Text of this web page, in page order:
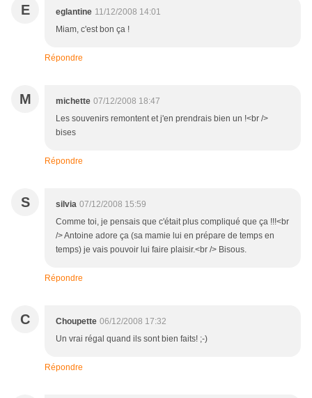
E eglantine 11/12/2008 14:01
Miam, c'est bon ça !
Répondre
M michette 07/12/2008 18:47
Les souvenirs remontent et j'en prendrais bien un !<br />
bises
Répondre
S silvia 07/12/2008 15:59
Comme toi, je pensais que c'était plus compliqué que ça !!!<br
/> Antoine adore ça (sa mamie lui en prépare de temps en
temps) je vais pouvoir lui faire plaisir.<br /> Bisous.
Répondre
C Choupette 06/12/2008 17:32
Un vrai régal quand ils sont bien faits! ;-)
Répondre